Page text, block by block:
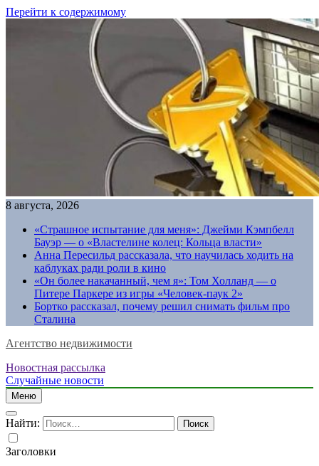
Перейти к содержимому
8 августа, 2026
«Страшное испытание для меня»: Джейми Кэмпбелл
Бауэр — о «Властелине колец: Кольца власти»
Анна Пересильд рассказала, что научилась ходить на
каблуках ради роли в кино
«Он более накачанный, чем я»: Том Холланд — о
Питере Паркере из игры «Человек-паук 2»
Бортко рассказал, почему решил снимать фильм про
Сталина
Агентство недвижимости
Новостная рассылка
Случайные новости
Меню
Найти:
Заголовки